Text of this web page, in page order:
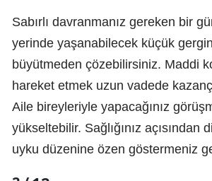
Sabırlı davranmanız gereken bir
yerinde yaşanabilecek küçük
büyütmeden çözebilirsiniz. Maddi
hareket etmek uzun vadede
Aile bireyleriyle yapacağınız
yükseltebilir. Sağlığınız açısından
uyku düzenine özen göstermeniz